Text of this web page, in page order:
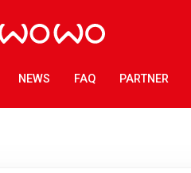
NEWS FAQ PARTNER